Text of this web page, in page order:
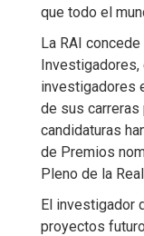
que todo el
La RAI
Investigadores,
investigadores
de sus
candidaturas
de Premios
Pleno de la
El investigador
proyectos